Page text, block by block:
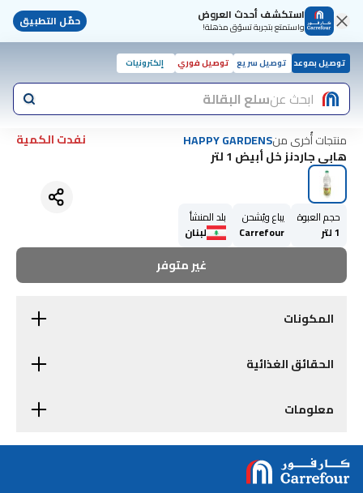
استكشف أحدث العروض
واستمتع بتجربة تسوّق مذهلة! حمّل التطبيق
توصيل بموعد توصيل سريع توصيل فوري إلكترونيات
ابحث عنسلع البقالة
منتجات أُخرى منHAPPY GARDENS
نفدت الكمية
هابي جاردنز خل أبيض 1 لتر
حجم العبوة
1 لتر
يباع ويُشحن
Carrefour
بلد المنشأ
لبنان
غير متوفر
المكونات
الحقائق الغذائية
معلومات